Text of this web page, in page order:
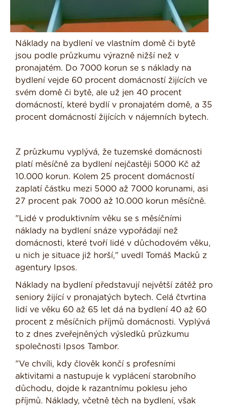
Náklady na bydlení ve vlastním domě či bytě
jsou podle průzkumu výrazně nižší než v
pronajatém. Do 7000 korun se s náklady na
bydlení vejde 60 procent domácností žijících ve
svém domě či bytě, ale už jen 40 procent
domácností, které bydlí v pronajatém domě, a 35
procent domácností žijících v nájemních bytech.
Z průzkumu vyplývá, že tuzemské domácnosti
platí měsíčně za bydlení nejčastěji 5000 Kč až
10.000 korun. Kolem 25 procent domácností
zaplatí částku mezi 5000 až 7000 korunami, asi
27 procent pak 7000 až 10.000 korun měsíčně.
"Lidé v produktivním věku se s měsíčními
náklady na bydlení snáze vypořádají než
domácnosti, které tvoří lidé v důchodovém věku,
u nich je situace již horší," uvedl Tomáš Macků z
agentury Ipsos.
Náklady na bydlení představují největší zátěž pro
seniory žijící v pronajatých bytech. Celá čtvrtina
lidí ve věku 60 až 65 let dá na bydlení 40 až 60
procent z měsíčních příjmů domácnosti. Vyplývá
to z dnes zveřejněných výsledků průzkumu
společnosti Ipsos Tambor.
"Ve chvíli, kdy člověk končí s profesními
aktivitami a nastupuje k vyplácení starobního
důchodu, dojde k razantnímu poklesu jeho
příjmů. Náklady, včetně těch na bydlení, však